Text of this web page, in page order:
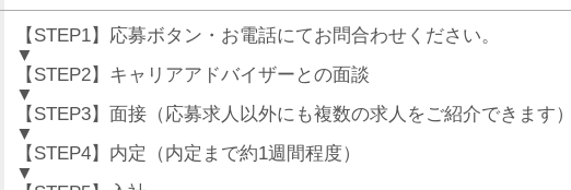
【STEP1】応募ボタン・お電話にてお問合わせください。
▼
【STEP2】キャリアアドバイザーとの面談
▼
【STEP3】面接（応募求人以外にも複数の求人をご紹介できます）
▼
【STEP4】内定（内定まで約1週間程度）
▼